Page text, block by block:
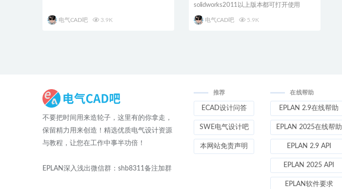
电气CAD吧 3.9K
solidworks2011以上版本都可打开使用
电气CAD吧 5.9K
不要把时间用来造轮子，这里有的你拿走，
保留精力用来创造！精选优质电气设计资源
与教程，让您在工作中事半功倍！
EPLAN深入浅出微信群：shb8311备注加群
推荐
ECAD设计问答
SWE电气设计吧
本网站免责声明
在线帮助
EPLAN 2.9在线帮助
EPLAN 2025在线帮助
EPLAN 2.9 API
EPLAN 2025 API
EPLAN软件要求